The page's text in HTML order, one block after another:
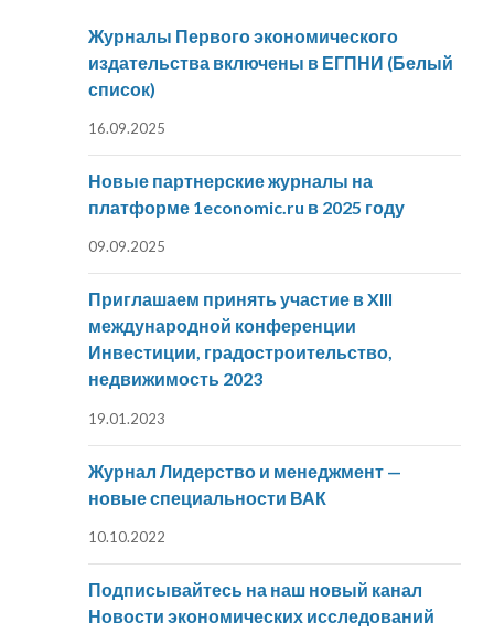
Журналы Первого экономического
издательства включены в ЕГПНИ (Белый
список)
16.09.2025
Новые партнерские журналы на
платформе 1economic.ru в 2025 году
09.09.2025
Приглашаем принять участие в XIII
международной конференции
Инвестиции, градостроительство,
недвижимость 2023
19.01.2023
Журнал Лидерство и менеджмент —
новые специальности ВАК
10.10.2022
Подписывайтесь на наш новый канал
Новости экономических исследований